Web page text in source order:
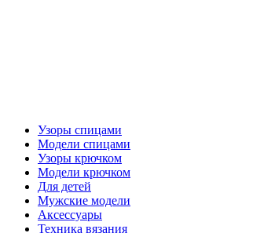
Узоры спицами
Модели спицами
Узоры крючком
Модели крючком
Для детей
Мужские модели
Аксессуары
Техника вязания